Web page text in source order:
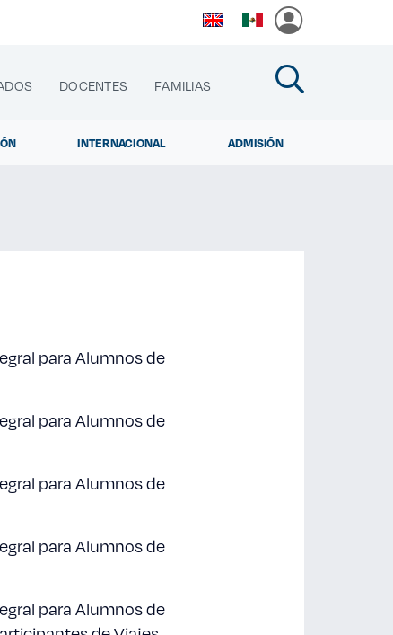
DOCENTES FAMILIAS
INTERNACIONAL ADMISIÓN
para Alumnos de
para Alumnos de
para Alumnos de
para Alumnos de
para Alumnos de